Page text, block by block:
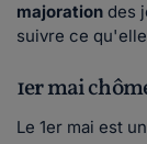
majoration des
suivre ce
1er mai
Le 1er mai est